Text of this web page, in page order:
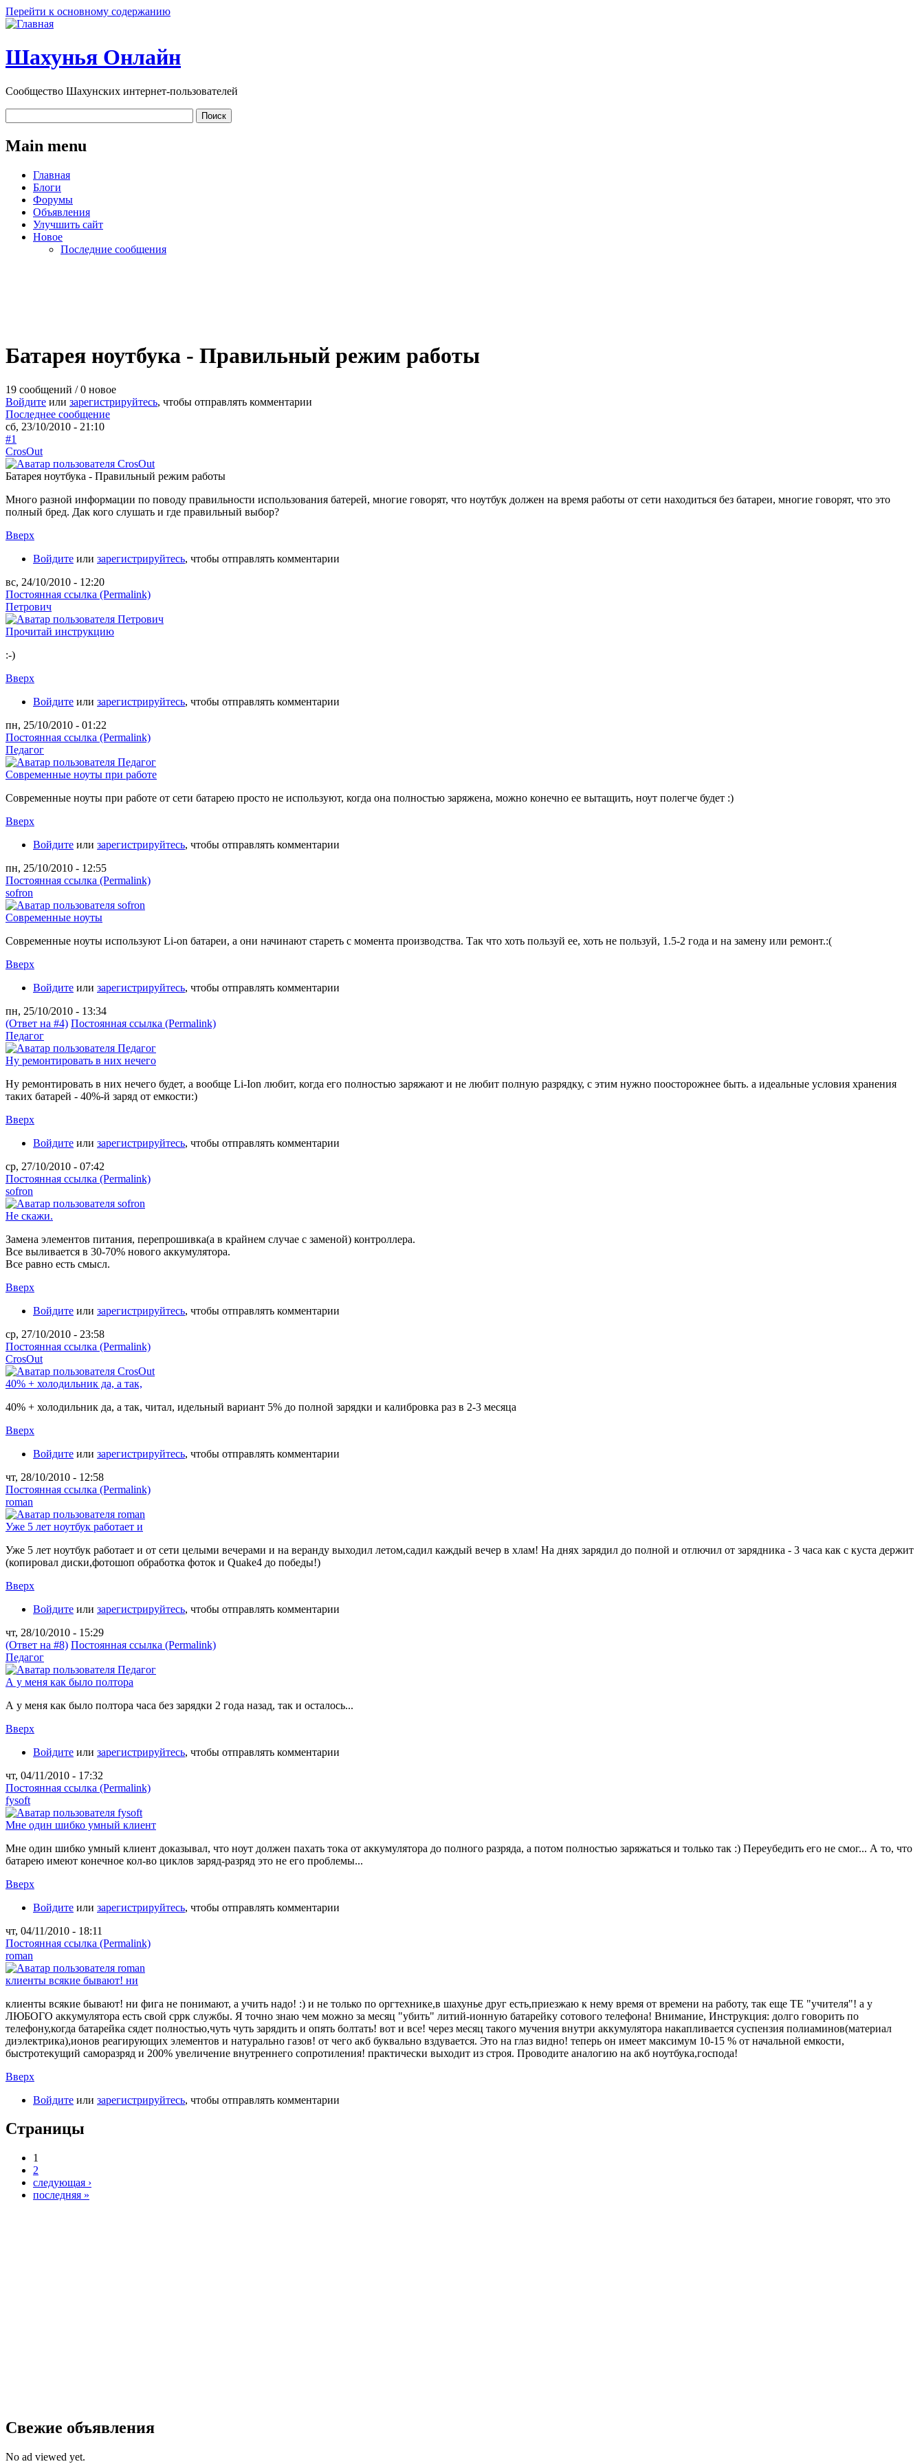
Перейти к основному содержанию
Шахунья Онлайн
Сообщество Шахунских интернет-пользователей
Main menu
Главная
Блоги
Форумы
Объявления
Улучшить сайт
Новое
Последние сообщения
Батарея ноутбука - Правильный режим работы
19 сообщений / 0 новое
Войдите или зарегистрируйтесь, чтобы отправлять комментарии
Последнее сообщение
сб, 23/10/2010 - 21:10
#1
CrosOut
Батарея ноутбука - Правильный режим работы
Много разной информации по поводу правильности использования батерей, многие говорят, что ноутбук должен на время работы от сети находиться без батареи, многие говорят, что это
полный бред. Дак кого слушать и где правильный выбор?
Вверх
Войдите или зарегистрируйтесь, чтобы отправлять комментарии
вс, 24/10/2010 - 12:20
Постоянная ссылка (Permalink)
Петрович
Прочитай инструкцию
:-)
Вверх
Войдите или зарегистрируйтесь, чтобы отправлять комментарии
пн, 25/10/2010 - 01:22
Постоянная ссылка (Permalink)
Педагог
Современные ноуты при работе
Современные ноуты при работе от сети батарею просто не используют, когда она полностью заряжена, можно конечно ее вытащить, ноут полегче будет :)
Вверх
Войдите или зарегистрируйтесь, чтобы отправлять комментарии
пн, 25/10/2010 - 12:55
Постоянная ссылка (Permalink)
sofron
Современные ноуты
Современные ноуты используют Li-on батареи, а они начинают стареть с момента производства. Так что хоть пользуй ее, хоть не пользуй, 1.5-2 года и на замену или ремонт.:(
Вверх
Войдите или зарегистрируйтесь, чтобы отправлять комментарии
пн, 25/10/2010 - 13:34
(Ответ на #4) Постоянная ссылка (Permalink)
Педагог
Ну ремонтировать в них нечего
Ну ремонтировать в них нечего будет, а вообще Li-Ion любит, когда его полностью заряжают и не любит полную разрядку, с этим нужно поосторожнее быть. а идеальные условия хранения
таких батарей - 40%-й заряд от емкости:)
Вверх
Войдите или зарегистрируйтесь, чтобы отправлять комментарии
ср, 27/10/2010 - 07:42
Постоянная ссылка (Permalink)
sofron
Не скажи.
Замена элементов питания, перепрошивка(а в крайнем случае с заменой) контроллера.
Все выливается в 30-70% нового аккумулятора.
Все равно есть смысл.
Вверх
Войдите или зарегистрируйтесь, чтобы отправлять комментарии
ср, 27/10/2010 - 23:58
Постоянная ссылка (Permalink)
CrosOut
40% + холодильник да, а так,
40% + холодильник да, а так, читал, идельный вариант 5% до полной зарядки и калибровка раз в 2-3 месяца
Вверх
Войдите или зарегистрируйтесь, чтобы отправлять комментарии
чт, 28/10/2010 - 12:58
Постоянная ссылка (Permalink)
roman
Уже 5 лет ноутбук работает и
Уже 5 лет ноутбук работает и от сети целыми вечерами и на веранду выходил летом,садил каждый вечер в хлам! На днях зарядил до полной и отлючил от зарядника - 3 часа как с куста держит
(копировал диски,фотошоп обработка фоток и Quakе4 до победы!)
Вверх
Войдите или зарегистрируйтесь, чтобы отправлять комментарии
чт, 28/10/2010 - 15:29
(Ответ на #8) Постоянная ссылка (Permalink)
Педагог
А у меня как было полтора
А у меня как было полтора часа без зарядки 2 года назад, так и осталось...
Вверх
Войдите или зарегистрируйтесь, чтобы отправлять комментарии
чт, 04/11/2010 - 17:32
Постоянная ссылка (Permalink)
fysoft
Мне один шибко умный клиент
Мне один шибко умный клиент доказывал, что ноут должен пахать тока от аккумулятора до полного разряда, а потом полностью заряжаться и только так :) Переубедить его не смог... А то, что
батарею имеют конечное кол-во циклов заряд-разряд это не его проблемы...
Вверх
Войдите или зарегистрируйтесь, чтобы отправлять комментарии
чт, 04/11/2010 - 18:11
Постоянная ссылка (Permalink)
roman
клиенты всякие бывают! ни
клиенты всякие бывают! ни фига не понимают, а учить надо! :) и не только по оргтехнике,в шахунье друг есть,приезжаю к нему время от времени на работу, так еще ТЕ "учителя"! а у
ЛЮБОГО аккумулятора есть свой сррк службы. Я точно знаю чем можно за месяц "убить" литий-ионную батарейку сотового телефона! Внимание, Инструкция: долго говорить по
телефону,когда батарейка сядет полностью,чуть чуть зарядить и опять болтать! вот и все! через месяц такого мучения внутри аккумулятора накапливается суспензия полиаминов(материал
диэлектрика),ионов реагирующих элементов и натурально газов! от чего акб буквально вздувается. Это на глаз видно! теперь он имеет максимум 10-15 % от начальной емкости,
быстротекущий саморазряд и 200% увеличение внутреннего сопротиления! практически выходит из строя. Проводите аналогию на акб ноутбука,господа!
Вверх
Войдите или зарегистрируйтесь, чтобы отправлять комментарии
Страницы
1
2
следующая ›
последняя »
Свежие объявления
No ad viewed yet.